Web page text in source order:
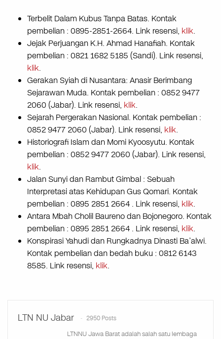
Terbelit Dalam Kubus Tanpa Batas. Kontak
pembelian : 0895-2851-2664. Link resensi, klik.
Jejak Perjuangan K.H. Ahmad Hanafiah. Kontak
pembelian : 0821 1682 5185 (Sandi). Link resensi,
klik.
Gerakan Syiah di Nusantara: Anasir Berimbang
Sejarawan Muda. Kontak pembelian : 0852 9477
2060 (Jabar). Link resensi, klik.
Sejarah Pergerakan Nasional. Kontak pembelian :
0852 9477 2060 (Jabar). Link resensi, klik.
Historiografi Islam dan Momi Kyoosyutu. Kontak
pembelian : 0852 9477 2060 (Jabar). Link resensi,
klik.
Jalan Sunyi dan Rambut Gimbal : Sebuah
Interpretasi atas Kehidupan Gus Qomari. Kontak
pembelian : 0895 2851 2664 . Link resensi, klik.
Antara Mbah Cholil Baureno dan Bojonegoro. Kontak
pembelian : 0895 2851 2664 . Link resensi, klik.
Konspirasi Yahudi dan Rungkadnya Dinasti Ba’alwi.
Kontak pembelian dan bedah buku : 0812 6143
8585. Link resensi, klik.
LTN NU Jabar 2950 Posts
LTNNU Jawa Barat adalah salah satu lembaga